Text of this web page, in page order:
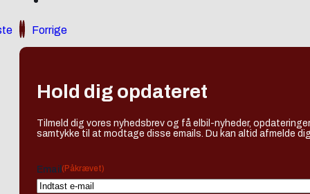
Forrige
Hold dig opdateret
Tilmeld dig vores nyhedsbrev og få elbil-nyheder,
samtykke til at modtage disse emails. Du kan altid afmelde
Email (Påkrævet)